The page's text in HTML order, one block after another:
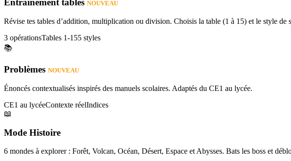
Entraînement tables NOUVEAU
Révise tes tables d’addition, multiplication ou division. Choisis la table (1 à 15) et le style de
3 opérationsTables 1-155 styles
📚
Problèmes NOUVEAU
Énoncés contextualisés inspirés des manuels scolaires. Adaptés du CE1 au lycée.
CE1 au lycéeContexte réelIndices
📖
Mode Histoire
6 mondes à explorer : Forêt, Volcan, Océan, Désert, Espace et Abysses. Bats les boss et